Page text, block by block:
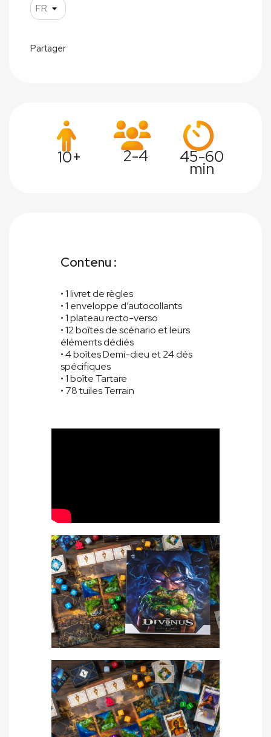
Partager
10+ 2-4 45-60
min
Contenu :
• 1 livret de règles
• 1 enveloppe d’autocollants
• 1 plateau recto-verso
• 12 boîtes de scénario et leurs
éléments dédiés
• 4 boîtes Demi-dieu et 24 dés
spécifiques
• 1 boîte Tartare
• 78 tuiles Terrain